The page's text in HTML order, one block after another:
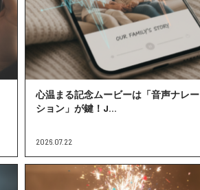
心温まる記念ムービーは「音声ナレー
ション」が鍵！J...
2026.07.22